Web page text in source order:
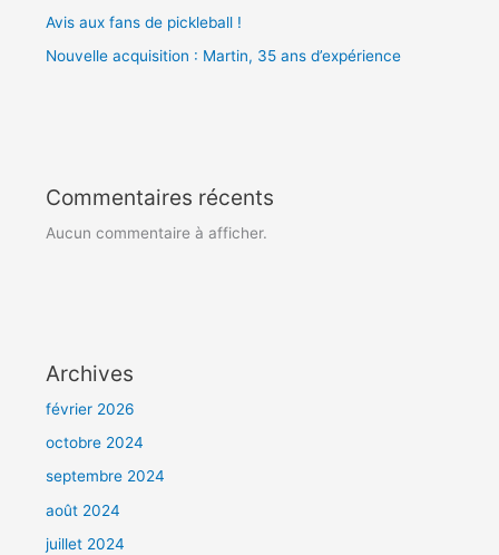
Avis aux fans de pickleball !
Nouvelle acquisition : Martin, 35 ans d’expérience
Commentaires récents
Aucun commentaire à afficher.
Archives
février 2026
octobre 2024
septembre 2024
août 2024
juillet 2024